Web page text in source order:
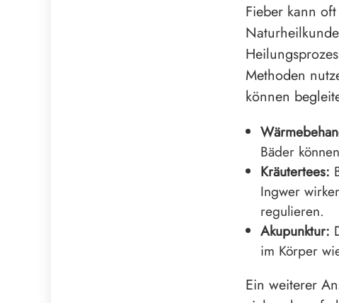
Fieber kann
Methoden
können
Bäder
Kräutertees:
Ingwer
regulieren.
Akupunktur:
im Körper
Ein weiterer